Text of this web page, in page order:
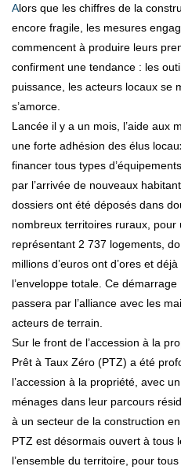
Alors que les chiffres de la construction illustrent une conjoncture
encore fragile, les mesures
commencent à produire leurs
confirment une tendance : les
puissance, les acteurs locaux se
s’amorce.
Lancée il y a un mois, l’aide aux
une forte adhésion des élus
financer tous types
par l’arrivée de nouveaux
dossiers ont été déposés dans
nombreux territoires ruraux,
représentant 2 737 logements,
millions d’euros ont d’ores et
l’enveloppe totale. Ce
passera par l’alliance avec les
acteurs de terrain.
Sur le front de l’accession à la
Prêt à Taux Zéro (PTZ) a été
l’accession à la propriété, avec
ménages dans leur parcours
à un secteur de la construction
PTZ est désormais ouvert à tous
l’ensemble du territoire, pour